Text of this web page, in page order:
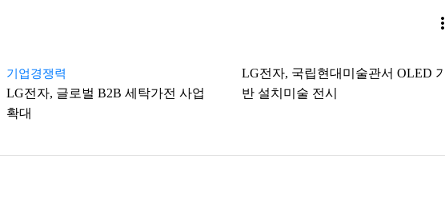
more_vert
기업경쟁력
LG전자, 글로벌 B2B 세탁가전 사업
확대
LG전자, 국립현대미술관서 OLED 기
반 설치미술 전시